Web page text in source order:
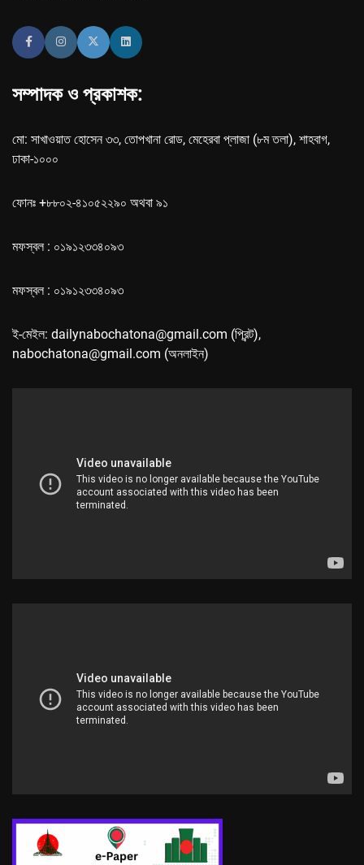
সম্পাদক ও প্রকাশক:
মো: সাখাওয়াত হোসেন ৩৩, তোপখানা রোড, মেহেরবা প্লাজা (৮ম তলা), শাহবাগ,
ঢাকা-১০০০
ফোনঃ +৮৮০২-৪১০৫২২৯০ অথবা ৯১
মফস্বল : ০১৯১২৩৩৪০৯৩
মফস্বল : ০১৯১২৩৩৪০৯৩
ই-মেইল: dailynabochatona@gmail.com (প্রিন্ট),
nabochatona@gmail.com (অনলাইন)